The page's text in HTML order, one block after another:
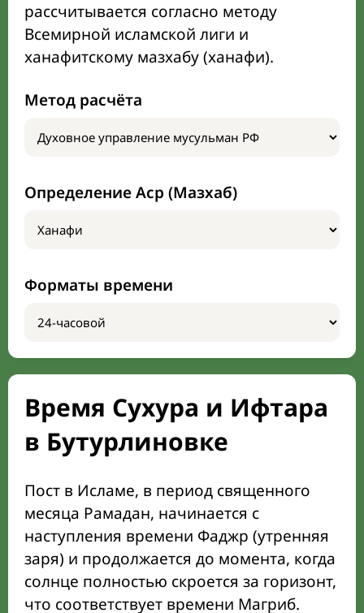
рассчитывается согласно методу
Всемирной исламской лиги и
ханафитскому мазхабу (ханафи).
Метод расчёта
Определение Аср (Мазхаб)
Форматы времени
Время Сухура и Ифтара
в Бутурлиновке
Пост в Исламе, в период священного
месяца Рамадан, начинается с
наступления времени Фаджр (утренняя
заря) и продолжается до момента, когда
солнце полностью скроется за горизонт,
что соответствует времени Магриб.